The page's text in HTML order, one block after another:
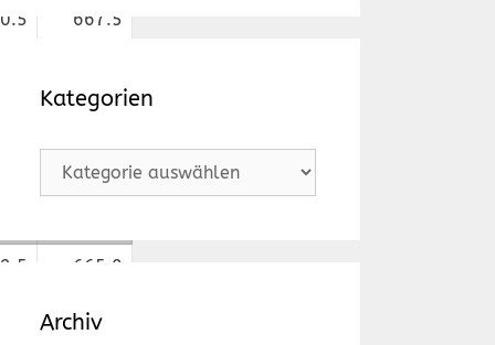
667.5
674.5
629.0
665.0
676.0
Kategorien
Kategorien
Archiv